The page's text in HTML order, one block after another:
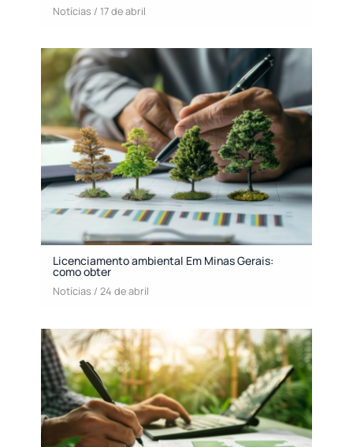
Notícias / 17 de abril
Licenciamento ambiental Em Minas Gerais:
como obter
Notícias / 24 de abril